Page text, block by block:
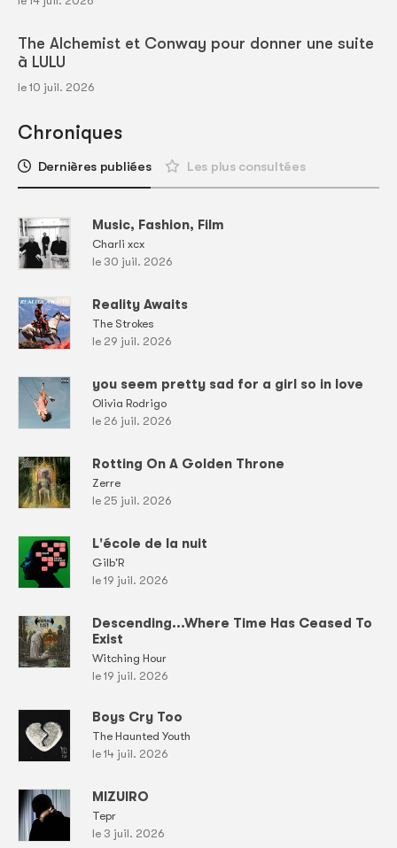
The Alchemist et Conway pour donner une suite
à LULU
le 10 juil. 2026
Chroniques
Dernières publiées Les plus consultées
Music, Fashion, Film
Charli xcx
le 30 juil. 2026
Reality Awaits
The Strokes
le 29 juil. 2026
you seem pretty sad for a girl so in love
Olivia Rodrigo
le 26 juil. 2026
Rotting On A Golden Throne
Zerre
le 25 juil. 2026
L'école de la nuit
Gilb'R
le 19 juil. 2026
Descending...Where Time Has Ceased To
Exist
Witching Hour
le 19 juil. 2026
Boys Cry Too
The Haunted Youth
le 14 juil. 2026
MIZUIRO
Tepr
le 3 juil. 2026